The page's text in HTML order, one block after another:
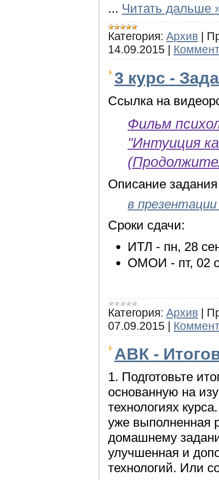
... Читать дальше
Категория: Архив
14.09.2015
3 курс -
Ссылка на
Фильм
"Интуиция
Описание
в
Сроки сдачи:
ИТЛ - пн, 28
ОМОИ - пт, 02
Категория: Архив |
07.09.2015 |
АВК -
1. Подготовьте
основанную на
технологиях
уже выполненная
домашнему
улучшенная и
технологий. Или